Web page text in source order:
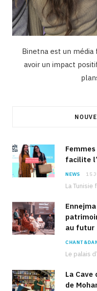
Binetna est un
avoir un impact
facilite
NEWS 15
au futur
La
de